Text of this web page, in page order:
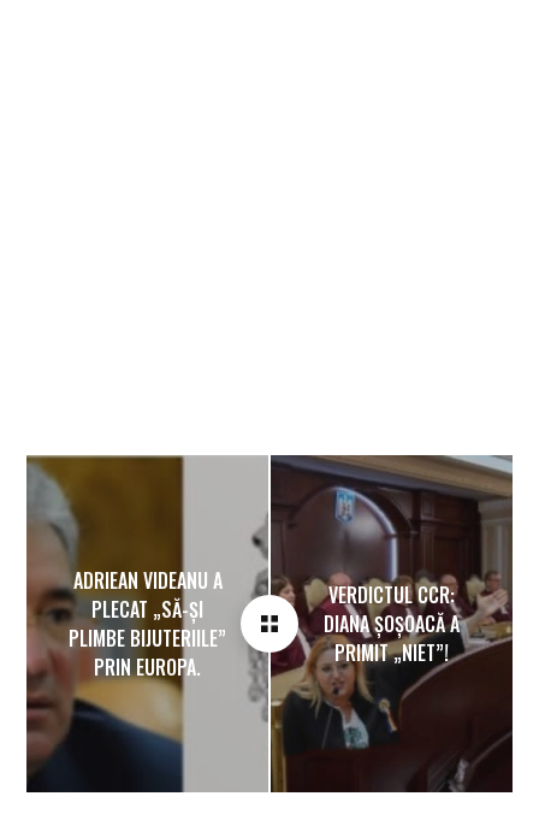
ADRIEAN VIDEANU A
PLECAT „SĂ-ȘI
PLIMBE BIJUTERIILE”
PRIN EUROPA.
VERDICTUL CCR:
DIANA ȘOȘOACĂ A
PRIMIT „NIET”!